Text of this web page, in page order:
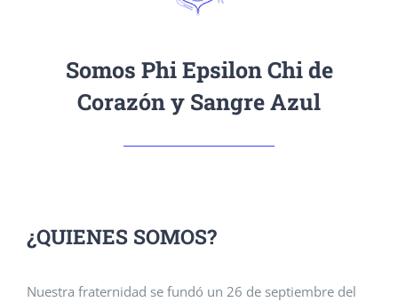
Somos Phi Epsilon Chi de
Corazón y Sangre Azul
¿QUIENES SOMOS?
Nuestra fraternidad se fundó un 26 de septiembre del